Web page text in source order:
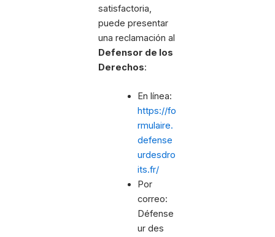
satisfactoria,
puede presentar
una reclamación al
Defensor de los
Derechos:
En línea:
https://fo
rmulaire.
defense
urdesdro
its.fr/
Por
correo:
Défense
ur des